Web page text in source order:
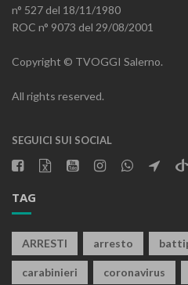
n° 527 del 18/11/1980
ROC n° 9073 del 29/08/2001
Copyright © TVOGGI Salerno.
All rights reserved.
SEGUICI SUI SOCIAL
TAG
ARRESTI arresto
carabinieri coronavirus